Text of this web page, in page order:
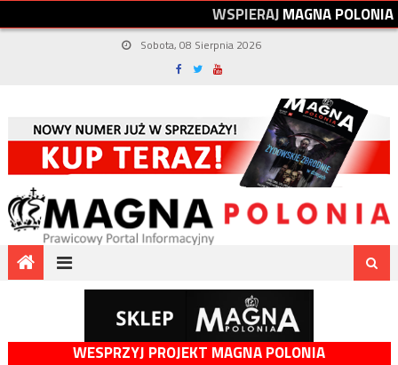
WSPIERAJMAGNAPOLONIA
Sobota, 08 Sierpnia 2026
WESPRZYJ PROJEKT MAGNA POLONIA